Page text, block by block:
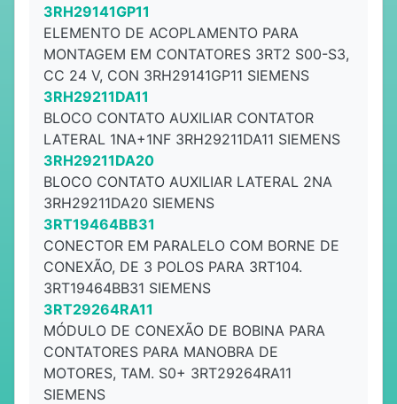
3RH29141GP11
ELEMENTO DE ACOPLAMENTO PARA
MONTAGEM EM CONTATORES 3RT2 S00-S3,
CC 24 V, CON 3RH29141GP11 SIEMENS
3RH29211DA11
BLOCO CONTATO AUXILIAR CONTATOR
LATERAL 1NA+1NF 3RH29211DA11 SIEMENS
3RH29211DA20
BLOCO CONTATO AUXILIAR LATERAL 2NA
3RH29211DA20 SIEMENS
3RT19464BB31
CONECTOR EM PARALELO COM BORNE DE
CONEXÃO, DE 3 POLOS PARA 3RT104.
3RT19464BB31 SIEMENS
3RT29264RA11
MÓDULO DE CONEXÃO DE BOBINA PARA
CONTATORES PARA MANOBRA DE
MOTORES, TAM. S0+ 3RT29264RA11
SIEMENS